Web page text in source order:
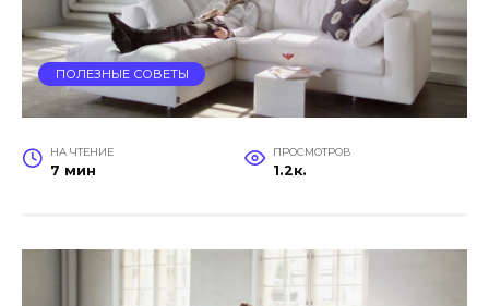
ПОЛЕЗНЫЕ СОВЕТЫ
НА ЧТЕНИЕ
7 мин
ПРОСМОТРОВ
1.2к.